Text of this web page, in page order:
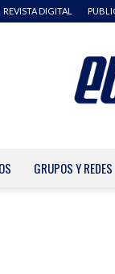
REVISTA DIGITAL
GRUPOS Y REDES